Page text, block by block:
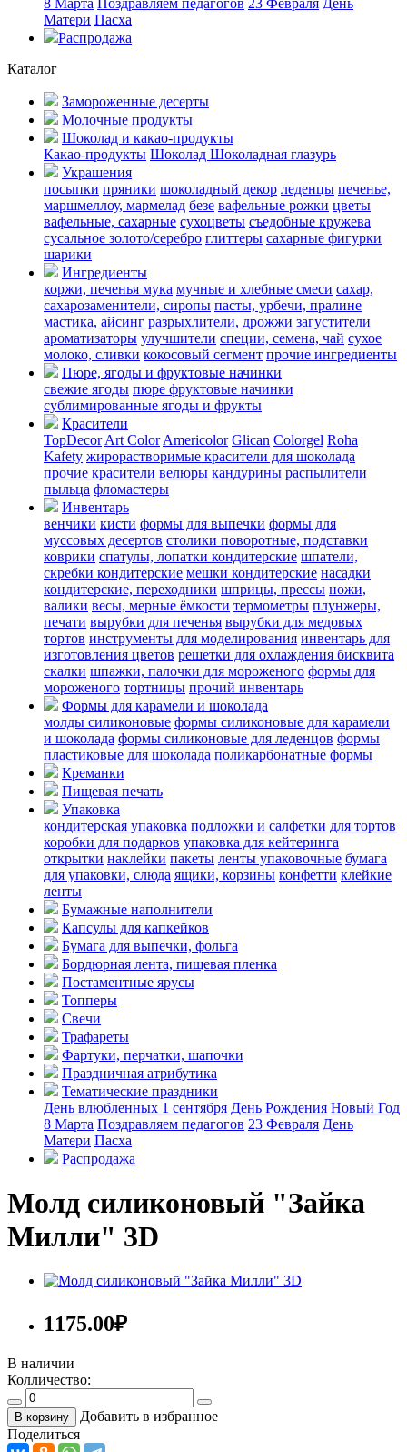
Матери Пасха
Распродажа
Каталог
Замороженные десерты
Молочные продукты
Шоколад и какао-продукты
Какао-продукты Шоколад Шоколадная глазурь
Украшения
посыпки пряники шоколадный декор леденцы печенье,
маршмеллоу, мармелад безе вафельные рожки цветы
вафельные, сахарные сухоцветы съедобные кружева
сусальное золото/серебро глиттеры сахарные фигурки
шарики
Ингредиенты
коржи, печенья мука мучные и хлебные смеси сахар,
сахарозаменители, сиропы пасты, урбечи, пралине
мастика, айсинг разрыхлители, дрожжи загустители
ароматизаторы улучшители специи, семена, чай сухое
молоко, сливки кокосовый сегмент прочие ингредиенты
Пюре, ягоды и фруктовые начинки
свежие ягоды пюре фруктовые начинки
сублимированные ягоды и фрукты
Красители
TopDecor Art Color Americolor Glican Colorgel Roha
Kafety жирорастворимые красители для шоколада
прочие красители велюры кандурины распылители
пыльца фломастеры
Инвентарь
венчики кисти формы для выпечки формы для
муссовых десертов столики поворотные, подставки
коврики cпатулы, лопатки кондитерские шпатели,
скребки кондитерские мешки кондитерские насадки
кондитерские, переходники шприцы, прессы ножи,
валики весы, мерные ёмкости термометры плунжеры,
печати вырубки для печенья вырубки для медовых
тортов инструменты для моделирования инвентарь для
изготовления цветов решетки для охлаждения бисквита
скалки шпажки, палочки для мороженого формы для
мороженого тортницы прочий инвентарь
Формы для карамели и шоколада
молды силиконовые формы силиконовые для карамели
и шоколада формы силиконовые для леденцов формы
пластиковые для шоколада поликарбонатные формы
Креманки
Пищевая печать
Упаковка
кондитерская упаковка подложки и салфетки для тортов
коробки для подарков упаковка для кейтеринга
открытки наклейки пакеты ленты упаковочные бумага
для упаковки, слюда ящики, корзины конфетти клейкие
ленты
Бумажные наполнители
Капсулы для капкейков
Бумага для выпечки, фольга
Бордюрная лента, пищевая пленка
Постаментные ярусы
Топперы
Свечи
Трафареты
Фартуки, перчатки, шапочки
Праздничная атрибутика
Тематические праздники
День влюбленных 1 сентября День Рождения Новый Год
8 Марта Поздравляем педагогов 23 Февраля День
Матери Пасха
Распродажа
Молд силиконовый "Зайка
Милли" 3D
1175.00₽
В наличии
Колличество:
В корзину
Добавить в избранное
Поделиться